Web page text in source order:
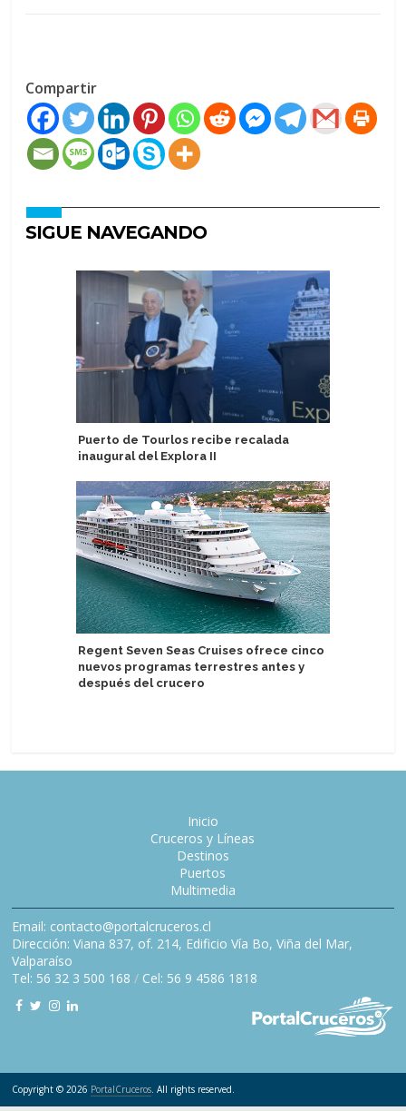
Compartir
SIGUE NAVEGANDO
Puerto de Tourlos recibe recalada
inaugural del Explora II
Regent Seven Seas Cruises ofrece cinco
nuevos programas terrestres antes y
después del crucero
Inicio
Cruceros y Líneas
Destinos
Puertos
Multimedia
Email: contacto@portalcruceros.cl
Dirección: Viana 837, of. 214, Edificio Vía Bo, Viña del Mar,
Valparaíso
Tel: 56 32 3 500 168 / Cel: 56 9 4586 1818
Copyright © 2026 PortalCruceros. All rights reserved.